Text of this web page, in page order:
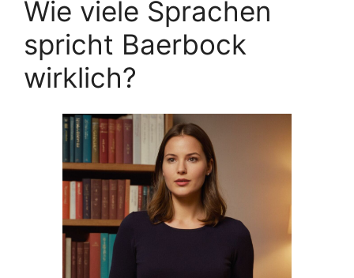
Wie viele Sprachen
spricht Baerbock
wirklich?